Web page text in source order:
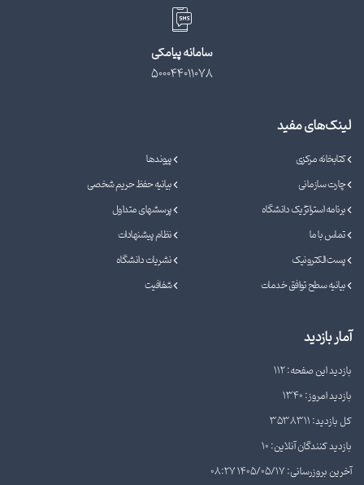
سامانه پیامکی
500044011078
لینک‌های مفید
کتابخانه مرکزی
پیوندها
چارت سازمانی
بیانیه حفظ حریم شخصی
برنامه استراتژیک دانشگاه
پرسشهای متداول
تماس با ما
نظام پیشنهادات
پست الکترونیک
نشریات دانشگاه
بیانیه سطح توافق خدمات
شفافیت
آمار بازدید
بازدید این صفحه: 112
بازدید امروز: 1340
کل بازدید: 3538311
بازدید کنندگان آنلاین: 10
آخرین بروزرسانی: 1405/05/17 08:27